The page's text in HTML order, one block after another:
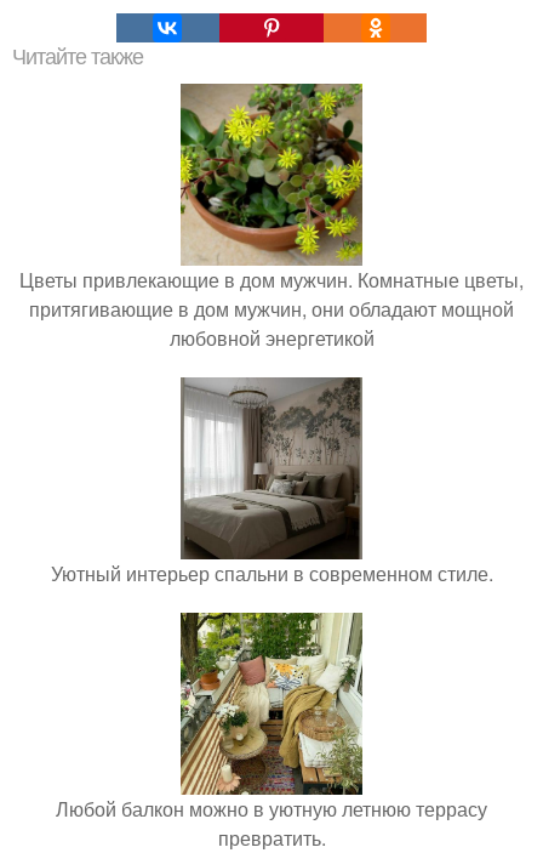
Читайте также
Цветы привлекающие в дом мужчин. Комнатные цветы,
притягивающие в дом мужчин, они обладают мощной
любовной энергетикой
Уютный интерьер спальни в современном стиле.
Любой балкон можно в уютную летнюю террасу
превратить.